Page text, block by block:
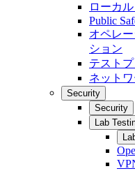
ローカル
Public
オペレ
ション
テスト
ネット
Security
Security
Lab